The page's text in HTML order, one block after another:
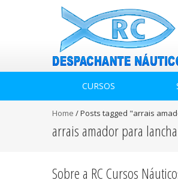
CURSOS
Home /Posts tagged "arrais
arrais amador para
Sobre a RC Cursos